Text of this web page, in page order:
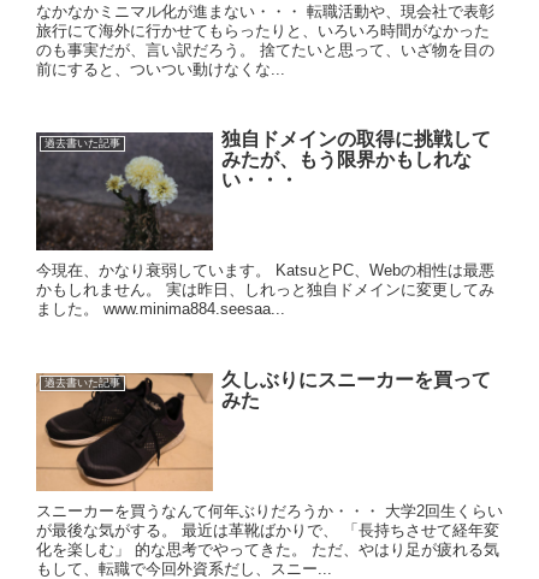
なかなかミニマル化が進まない・・・ 転職活動や、現会社で表彰
旅行にて海外に行かせてもらったりと、いろいろ時間がなかった
のも事実だが、言い訳だろう。 捨てたいと思って、いざ物を目の
前にすると、ついつい動けなくな...
過去書いた記事
独自ドメインの取得に挑戦して
みたが、もう限界かもしれな
い・・・
今現在、かなり衰弱しています。 KatsuとPC、Webの相性は最悪
かもしれません。 実は昨日、しれっと独自ドメインに変更してみ
ました。 www.minima884.seesaa...
過去書いた記事
久しぶりにスニーカーを買って
みた
スニーカーを買うなんて何年ぶりだろうか・・・ 大学2回生くらい
が最後な気がする。 最近は革靴ばかりで、 「長持ちさせて経年変
化を楽しむ」 的な思考でやってきた。 ただ、やはり足が疲れる気
もして、転職で今回外資系だし、スニー...